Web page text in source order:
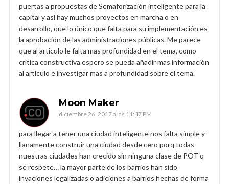
puertas a propuestas de Semaforización inteligente para la
capital y así hay muchos proyectos en marcha o en
desarrollo, que lo único que falta para su implementación es
la aprobación de las administraciones públicas. Me parece
que al articulo le falta mas profundidad en el tema, como
critica constructiva espero se pueda añadir mas información
al artículo e investigar mas a profundidad sobre el tema.
Moon Maker
diciembre 26, 2017 a las 11:47 PM
para llegar a tener una ciudad inteligente nos falta simple y
llanamente construir una ciudad desde cero porq todas
nuestras ciudades han crecido sin ninguna clase de POT q
se respete… la mayor parte de los barrios han sido
invaciones legalizadas o adiciones a barrios hechas de forma